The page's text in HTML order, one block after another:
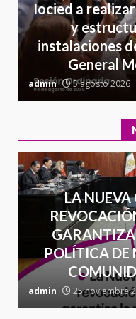
16
Iocied a
y
instalaciones
General
admin 5 agosto 2026
LA NUEVA
POLÍTICA DE
admin 25 noviembre